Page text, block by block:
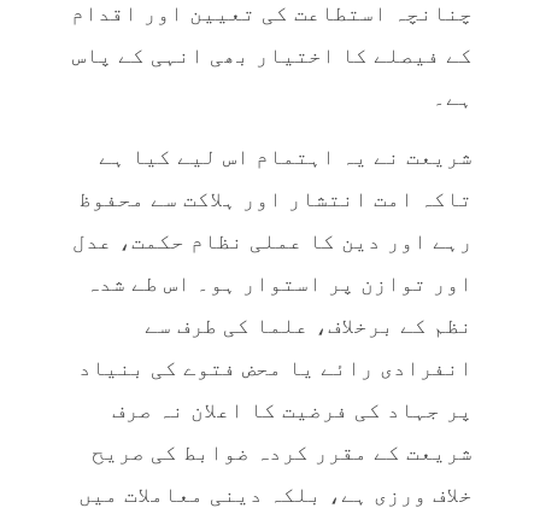
چنانچہ استطاعت کی تعیین اور اقدام
کے فیصلے کا اختیار بھی انہی کے پاس
ہے۔
شریعت نے یہ اہتمام اس لیے کیا ہے
تاکہ امت انتشار اور ہلاکت سے محفوظ
رہے اور دین کا عملی نظام حکمت، عدل
اور توازن پر استوار ہو۔ اس طے شدہ
نظم کے برخلاف، علما کی طرف سے
انفرادی رائے یا محض فتوے کی بنیاد
پر جہاد کی فرضیت کا اعلان نہ صرف
شریعت کے مقرر کردہ ضوابط کی صریح
خلاف ورزی ہے، بلکہ دینی معاملات میں